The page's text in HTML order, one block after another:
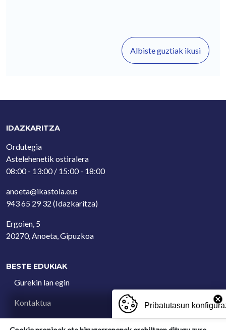
Albiste guztiak ikusi
IDAZKARITZA
Ordutegia
Astelehenetik ostiralera
08:00 - 13:00 / 15:00 - 18:00
anoeta@ikastola.eus
943 65 29 32 (Idazkaritza)
Ergoien, 5
20270, Anoeta, Gipuzkoa
BESTE EDUKIAK
Gurekin lan egin
Kontaktua Pribatutasun